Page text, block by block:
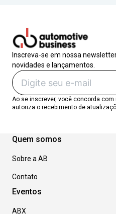
Inscreva-se em nossa
novidades e lançamentos.
Ao se inscrever, você concorda com
autoriza o recebimento de
Quem somos
Sobre a AB
Contato
Eventos
ABX